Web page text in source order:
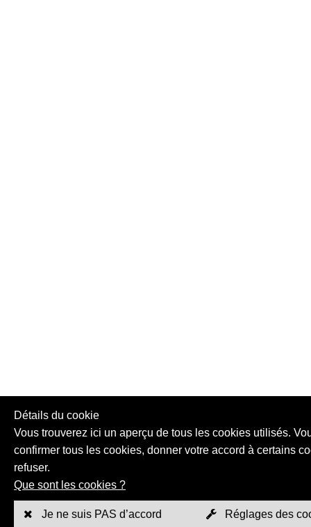
Détails du cookie
Vous trouverez ici un aperçu de tous les cookies utilisés.
confirmer tous les cookies, donner votre accord à certains
refuser.
Que sont les cookies ?
Je ne suis PAS d’accord Réglages des